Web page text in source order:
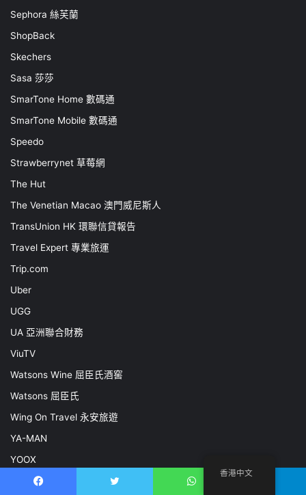
Sephora 絲芙蘭
ShopBack
Skechers
Sasa 莎莎
SmarTone Home 數碼通
SmarTone Mobile 數碼通
Speedo
Strawberrynet 草莓網
The Hut
The Venetian Macao 澳門威尼斯人
TransUnion HK 環聯信貸報告
Travel Expert 專業旅運
Trip.com
Uber
UGG
UA 亞洲聯合財務
ViuTV
Watsons Wine 屈臣氏酒窖
Watsons 屈臣氏
Wing On Travel 永安旅遊
YA-MAN
YOOX
YSL Beauty
香港中文